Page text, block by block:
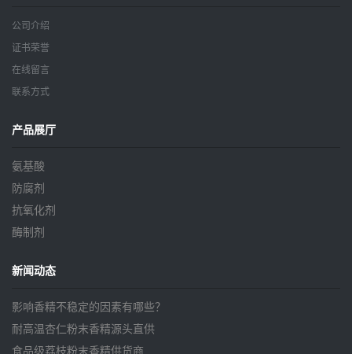
公司介绍
证书荣誉
在线留言
联系方式
产品展厅
氨基酸
防腐剂
抗氧化剂
酶制剂
新闻动态
影响香精不稳定的因素有哪些？
耐高温杏仁粉末香精源头直供
食品级荔枝粉末香精供货商